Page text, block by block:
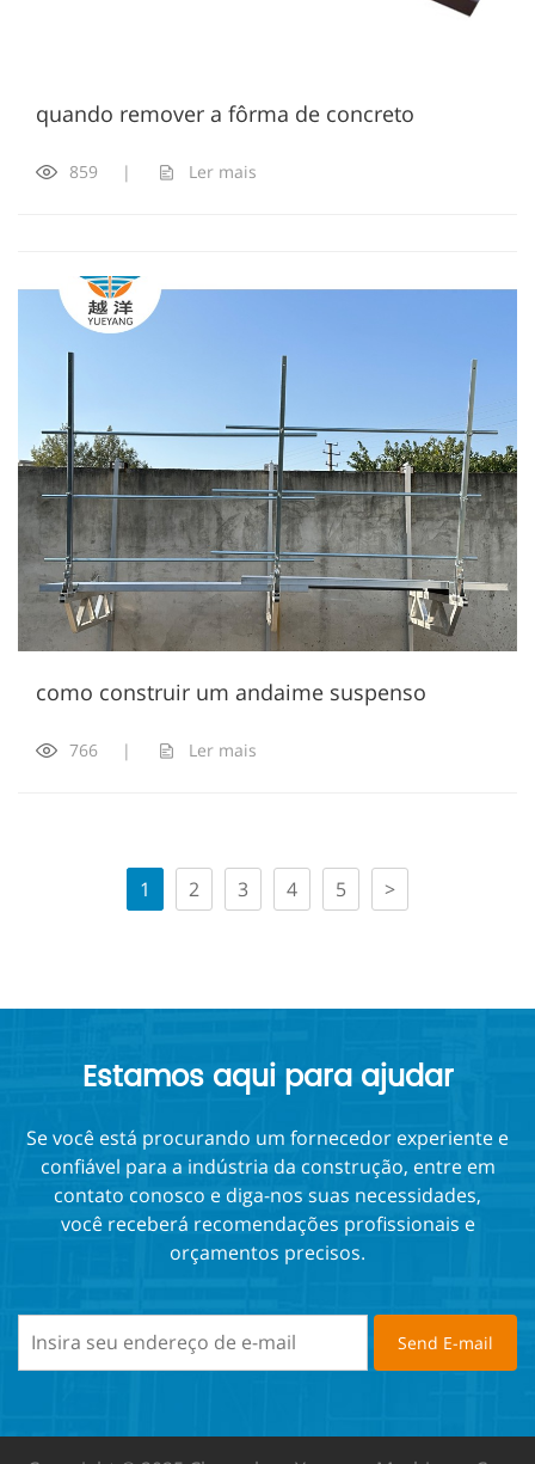
quando remover a fôrma de concreto
859 | Ler mais
como construir um andaime suspenso
766 | Ler mais
1 2 3 4 5 >
Estamos aqui para ajudar
Se você está procurando um fornecedor experiente e
confiável para a indústria da construção, entre em
contato conosco e diga-nos suas necessidades,
você receberá recomendações profissionais e
orçamentos precisos.